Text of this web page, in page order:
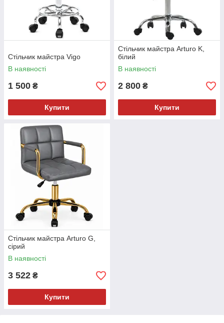
Стільчик майстра Vigo
В наявності
1 500 ₴
Купити
Стільчик майстра Arturo K,
білий
В наявності
2 800 ₴
Купити
Стільчик майстра Arturo G,
сірий
В наявності
3 522 ₴
Купити